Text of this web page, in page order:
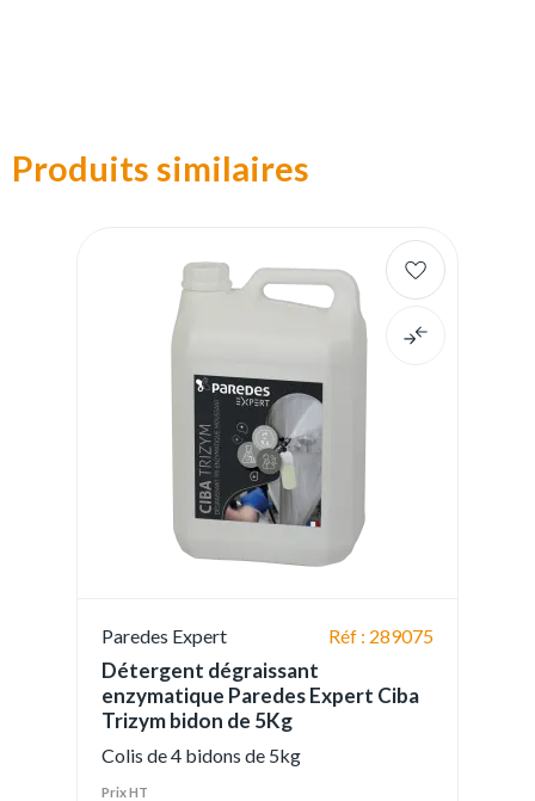
Produits similaires
Paredes Expert Réf : 289075
Détergent dégraissant
enzymatique Paredes Expert Ciba
Trizym bidon de 5Kg
Colis de 4 bidons de 5kg
Prix HT